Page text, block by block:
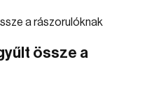
össze a